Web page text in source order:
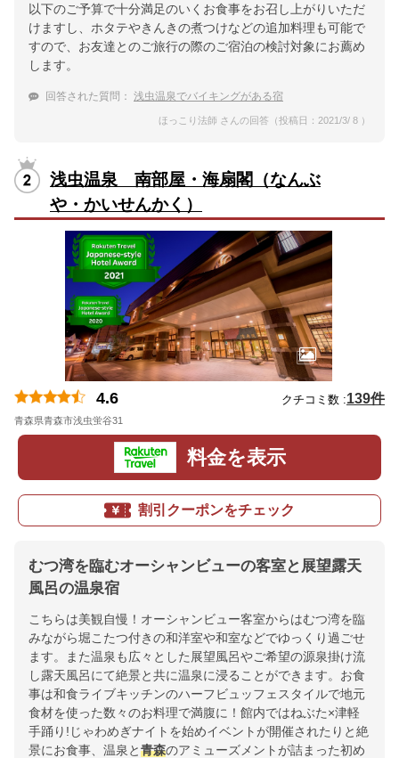
以下のご予算で十分満足のいくお食事をお召し上がりいただ
けますし、ホタテやきんきの煮つけなどの追加料理も可能で
すので、お友達とのご旅行の際のご宿泊の検討対象にお薦め
します。
回答された質問： 浅虫温泉でバイキングがある宿
ほっこり法師 さんの回答（投稿日：2021/3/ 8 ）
浅虫温泉 南部屋・海扇閣（なんぶ
や・かいせんかく）
4.6 クチコミ数 :139件
青森県青森市浅虫蛍谷31
料金を表示
割引クーポンをチェック
むつ湾を臨むオーシャンビューの客室と展望露天
風呂の温泉宿
こちらは美観自慢！オーシャンビュー客室からはむつ湾を臨
みながら堀こたつ付きの和洋室や和室などでゆっくり過ごせ
ます。また温泉も広々とした展望風呂やご希望の源泉掛け流
し露天風呂にて絶景と共に温泉に浸ることができます。お食
事は和食ライブキッチンのハーフビュッフェスタイルで地元
食材を使った数々のお料理で満腹に！館内ではねぶた×津軽
手踊り!じゃわめぎナイトを始めイベントが開催されたりと絶
景にお食事、温泉と青森のアミューズメントが詰まった初め